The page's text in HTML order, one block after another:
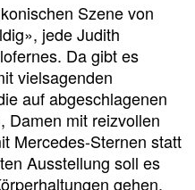
Szene von
jede Judith
Da gibt es
vielsagenden
auf abgeschlagenen
Damen mit reizvollen
Mercedes-Sternen statt
Ausstellung soll es
gehen,